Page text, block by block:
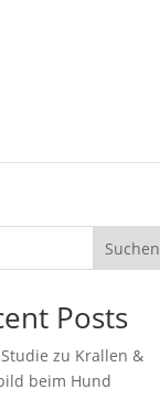
Suchen
Posts
zu Krallen &
beim Hund